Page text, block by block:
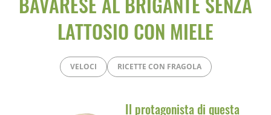
LATTOSIO CON MIELE
VELOCI RICETTE CON FRAGOLA
Il protagonista di questa